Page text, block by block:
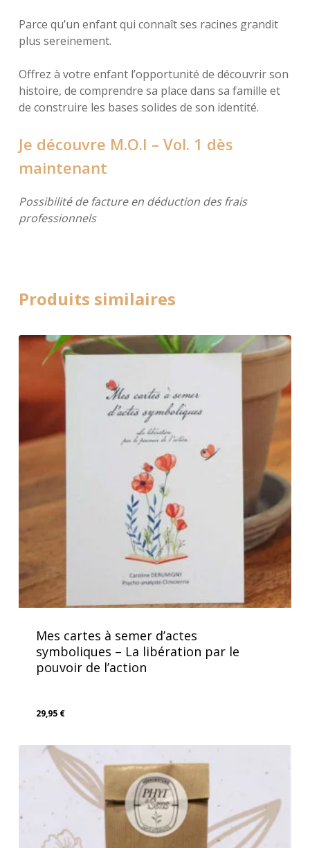
Parce qu’un enfant qui connaît ses racines grandit
plus sereinement.
Offrez à votre enfant l’opportunité de découvrir son
histoire, de comprendre sa place dans sa famille et
de construire les bases solides de son identité.
Je découvre M.O.I – Vol. 1 dès
maintenant
Possibilité de facture en déduction des frais
professionnels
Produits similaires
Mes cartes à semer d’actes
symboliques – La libération par le
pouvoir de l’action
29,95 €